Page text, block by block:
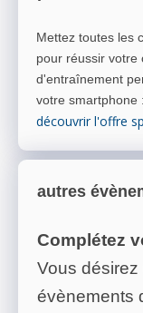
Mettez toutes les
pour réussir votre
d'entraînement
votre smartphone :
découvrir l'offre
autres
Complétez
Vous
évènements